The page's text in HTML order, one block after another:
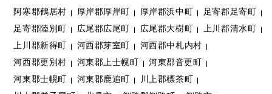
阿寒郡鶴居村
厚岸郡厚岸町 厚岸郡浜中町
足寄郡足寄町
足寄郡陸別町
広尾郡広尾町 広尾郡大樹町
上川郡清水町
上川郡新得町
河西郡芽室町
河西郡中札内村
河西郡更別村
河東郡上士幌町
河東郡音更町
河東郡士幌町
河東郡鹿追町
川上郡標茶町